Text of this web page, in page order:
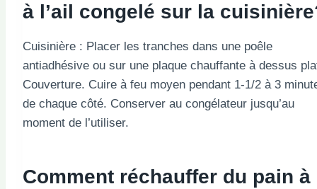
à l’ail congelé sur la
Cuisinière : Placer les tranches dans une poêle
antiadhésive ou sur une plaque chauffante à dessus
Couverture. Cuire à feu moyen pendant 1-1/2 à 3
de chaque côté. Conserver au congélateur jusqu’au
moment de l’utiliser.
Comment réchauffer du pain à